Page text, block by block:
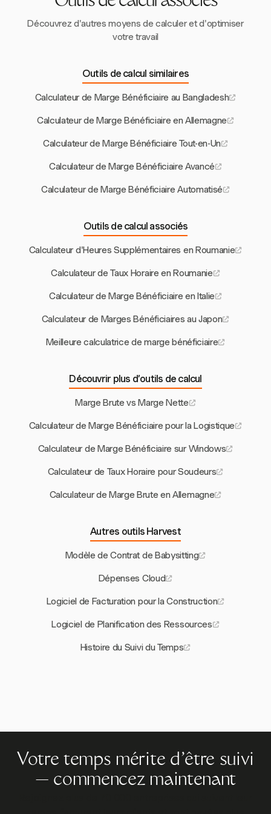
Découvrez d'autres moyens de calculer et d'optimiser
votre travail
Outils de calcul similaires
Calculateur de Marge Bénéficiaire au Bangladesh
Calculateur de Marge Bénéficiaire en Allemagne
Calculateur de Marge Bénéficiaire Tout-en-Un
Calculateur de Marge Bénéficiaire Avancé
Calculateur de Marge Bénéficiaire Automatisé
Outils de calcul associés
Calculateur d'Heures Supplémentaires en Roumanie
Calculateur de Taux Horaire en Roumanie
Calculateur de Marge Bénéficiaire en Italie
Calculateur de Marges Bénéficiaires au Japon
Meilleure calculatrice de marge bénéficiaire
Découvrir plus d’outils de calcul
Marge Brute vs Marge Nette
Calculateur de Marge Bénéficiaire pour la Logistique
Calculateur de Marge Bénéficiaire sur Windows
Calculateur de Taux Horaire pour Soudeurs
Calculateur de Marge Brute en Allemagne
Autres outils Harvest
Modèle de Contrat de Babysitting
Dépenses Cloud
Logiciel de Facturation pour la Construction
Logiciel de Planification des Ressources
Histoire du Suivi du Temps
Votre temps mérite d'être suivi
— commencez maintenant